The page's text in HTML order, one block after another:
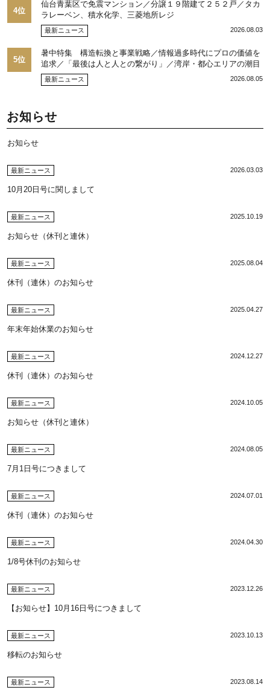
4位
仙台青葉区で免震マンション／分譲１９階建て２５２戸／タカ
ラレーベン、積水化学、三菱地所レジ
最新ニュース 2026.08.03
5位
暑中特集 構造転換と事業戦略／情報過多時代にプロの価値を
追求／「最後は人と人との繋がり」／湾岸・都心エリアの潮目
を注視／“リパーク”次世代展開／三井不動産リアルティ／児玉
光博社長に聞く
最新ニュース 2026.08.05
お知らせ
お知らせ
最新ニュース 2026.03.03
10月20日号に関しまして
最新ニュース 2025.10.19
お知らせ（休刊と連休）
最新ニュース 2025.08.04
休刊（連休）のお知らせ
最新ニュース 2025.04.27
年末年始休業のお知らせ
最新ニュース 2024.12.27
休刊（連休）のお知らせ
最新ニュース 2024.10.05
お知らせ（休刊と連休）
最新ニュース 2024.08.05
7月1日号につきまして
最新ニュース 2024.07.01
休刊（連休）のお知らせ
最新ニュース 2024.04.30
1/8号休刊のお知らせ
最新ニュース 2023.12.26
【お知らせ】10月16日号につきまして
最新ニュース 2023.10.13
移転のお知らせ
最新ニュース 2023.08.14